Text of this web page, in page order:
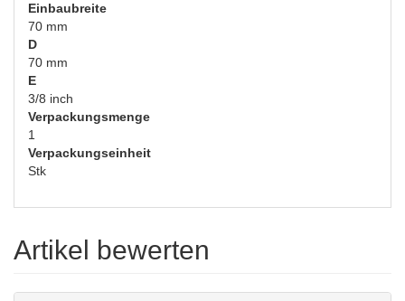
Einbaubreite
70 mm
D
70 mm
E
3/8 inch
Verpackungsmenge
1
Verpackungseinheit
Stk
Artikel bewerten